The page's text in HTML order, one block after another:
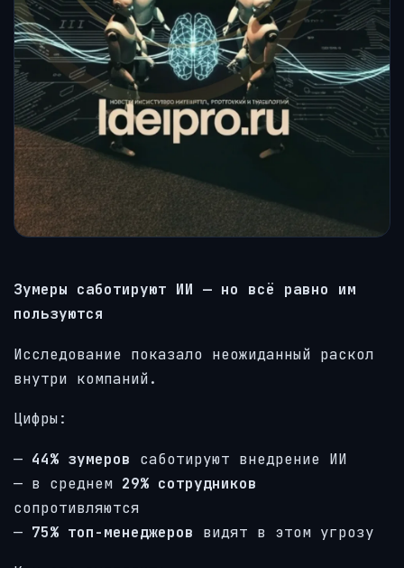
Зумеры саботируют ИИ — но всё равно им
пользуются
Исследование показало неожиданный раскол
внутри компаний.
Цифры:
— 44% зумеров саботируют внедрение ИИ
— в среднем 29% сотрудников
сопротивляются
— 75% топ-менеджеров видят в этом угрозу